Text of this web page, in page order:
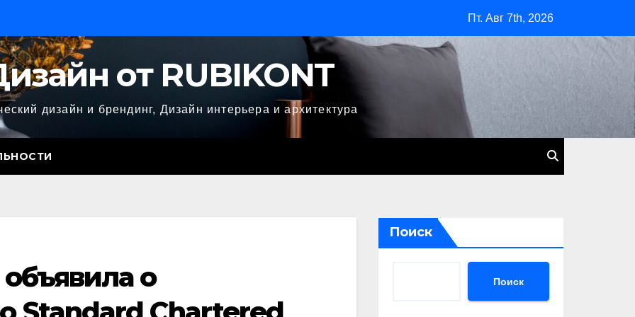
Пт. Авг 7th, 2026
от RUBIKONT
дизайн и брендинг, Дизайн интерьера и архитектура
о
Поиск
Поиск